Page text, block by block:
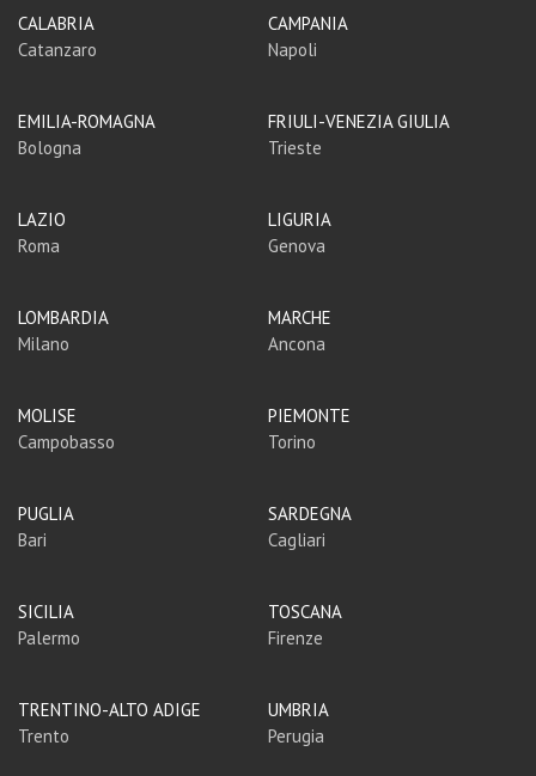
CALABRIA
Catanzaro
CAMPANIA
Napoli
EMILIA-ROMAGNA
Bologna
FRIULI-VENEZIA GIULIA
Trieste
LAZIO
Roma
LIGURIA
Genova
LOMBARDIA
Milano
MARCHE
Ancona
MOLISE
Campobasso
PIEMONTE
Torino
PUGLIA
Bari
SARDEGNA
Cagliari
SICILIA
Palermo
TOSCANA
Firenze
TRENTINO-ALTO ADIGE
Trento
UMBRIA
Perugia